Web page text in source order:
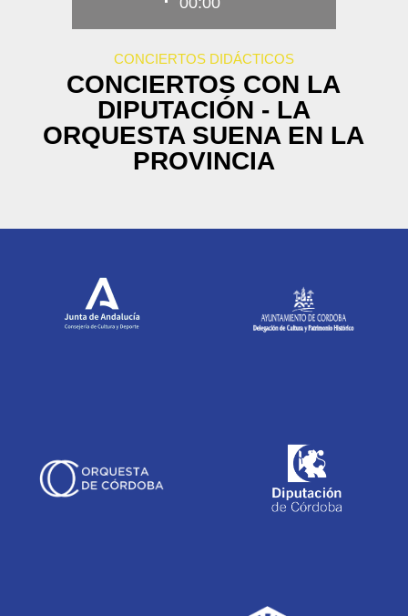
CONCIERTOS DIDÁCTICOS
CONCIERTOS CON LA
DIPUTACIÓN - LA
ORQUESTA SUENA EN LA
PROVINCIA